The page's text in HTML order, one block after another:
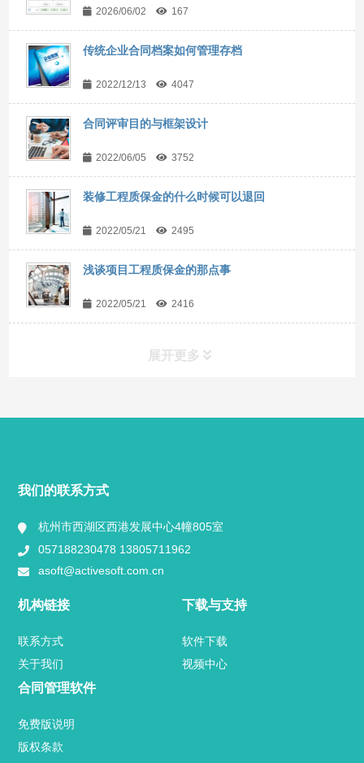
2026/06/02 167
传统企业合同档案如何管理存档
2022/12/13 4047
合同评审目的与框架设计
2022/06/05 3752
装修工程质保金的什么时候可以退回
2022/05/21 2495
浅谈项目工程质保金的那点事
2022/05/21 2416
展开更多
用户案例
业内新闻
官方博客
关于我们
联系方式
我们的联系方式
杭州市西湖区西港发展中心4幢805室
057188230478 13805711962
asoft@activesoft.com.cn
机构链接
联系方式
关于我们
下载与支持
软件下载
视频中心
合同管理软件
免费版说明
版权条款